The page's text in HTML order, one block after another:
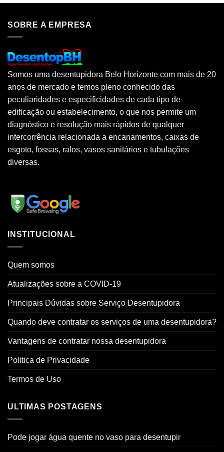
SOBRE A EMPRESA
Somos uma desentupidora Belo Horizonte com mais de 20
anos de mercado e temos pleno conhecido das
peculiaridades e especificidades de cada tipo de
edificação ou estabelecimento, o que nos permite um
diagnóstico e resolução mais rápidos de qualquer
intercorrência relacionada a encanamentos, caixas de
esgoto, fossas, ralos, vasos sanitários e tubulações
diversas.
INSTITUCIONAL
Quem somos
Atualizações sobre a COVID-19
Principais Dúvidas sobre Serviço Desentupidora
Quando deve contratar os serviços de uma desentupidora?
Vantagens de contratar nossa desentupidora
Politica de Privacidade
Termos de Uso
ULTIMAS POSTAGENS
Pode jogar água quente no vaso para desentupir